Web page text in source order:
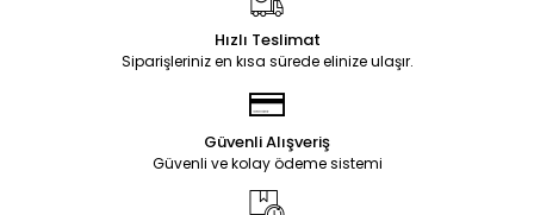
Hızlı Teslimat
Siparişleriniz en kısa sürede elinize ulaşır.
Güvenli Alışveriş
Güvenli ve kolay ödeme sistemi